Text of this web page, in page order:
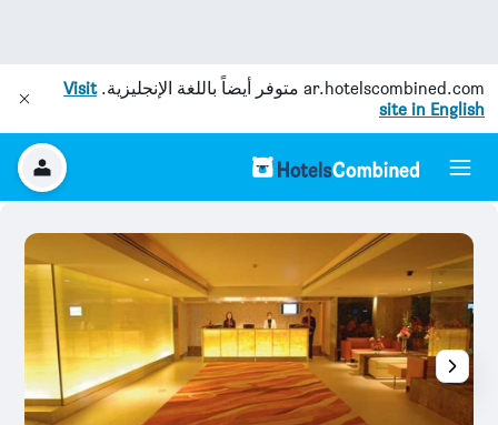
ar.hotelscombined.com متوفر أيضاً باللغة الإنجليزية.Visit
site in English